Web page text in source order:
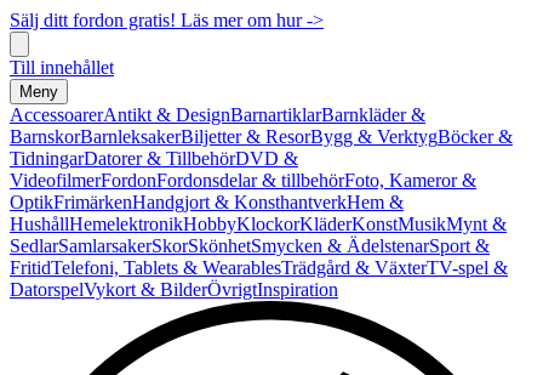
Sälj ditt fordon gratis! Läs mer om hur ->
Till innehållet
Meny
AccessoarerAntikt & DesignBarnartiklarBarnkläder &
BarnskorBarnleksakerBiljetter & ResorBygg & VerktygBöcker &
TidningarDatorer & TillbehörDVD &
VideofilmerFordonFordonsdelar & tillbehörFoto, Kameror &
OptikFrimärkenHandgjort & KonsthantverkHem &
HushållHemelektronikHobbyKlockorKläderKonstMusikMynt &
SedlarSamlarsakerSkorSkönhetSmycken & ÄdelstenarSport &
FritidTelefoni, Tablets & WearablesTrädgård & VäxterTV-spel &
DatorspelVykort & BilderÖvrigtInspiration